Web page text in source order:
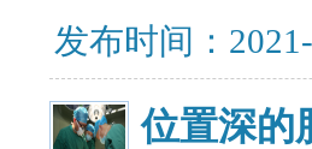
发布时间：
位置深的